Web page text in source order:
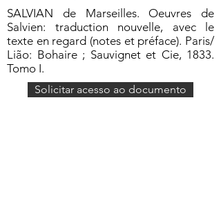
SALVIAN de Marseilles. Oeuvres de
Salvien: traduction nouvelle, avec le
texte en regard (notes et préface). Paris/
Lião: Bohaire ; Sauvignet et Cie, 1833.
Tomo I.
Solicitar acesso ao documento